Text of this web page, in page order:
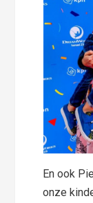
En ook
onze